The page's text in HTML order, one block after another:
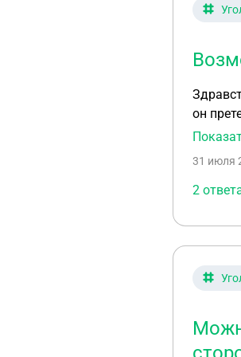
он
30 п а ч 2
31 июля
2